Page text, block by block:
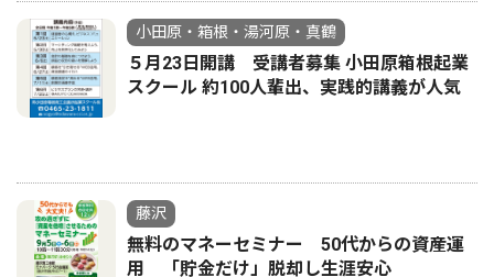
小田原・箱根・湯河原・真鶴
５月23日開講 受講者募集 小田原箱根起業
スクール 約100人輩出、実践的講義が人気
藤沢
無料のマネーセミナー 50代からの資産運
用 「貯金だけ」脱却し生涯安心